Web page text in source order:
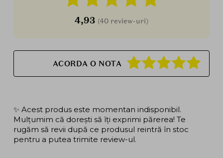
4,93 (40 review-uri)
ACORDA O NOTA
✨ Acest produs este momentan indisponibil.
Mulțumim că dorești să îți exprimi părerea! Te
rugăm să revii după ce produsul reintră în stoc
pentru a putea trimite review-ul.